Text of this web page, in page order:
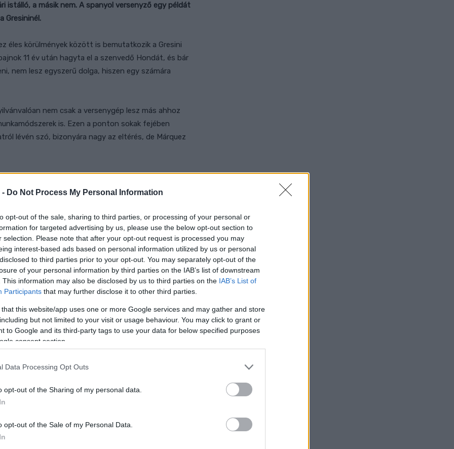
- Do Not Process My Personal Information
opt-out of the sale, sharing to third parties, or processing of your personal or
for targeted advertising by us, please use the below opt-out section to
selection. Please note that after your opt-out request is processed you may
interest-based ads based on personal information utilized by us or personal
to third parties prior to your opt-out. You may separately opt-out of the
of your personal information by third parties on the IAB’s list of downstream
This information may also be disclosed by us to third parties on the IAB’s List of
Participants that may further disclose it to other third parties.
that this website/app uses one or more Google services and may gather and store
but not limited to your visit or usage behaviour. You may click to grant or
to Google and its third-party tags to use your data for below specified purposes
consent section.
Data Processing Opt Outs
opt-out of the Sharing of my personal data.
opt-out of the Sale of my Personal Data.
istálló, a másik nem. A spanyol versenyző egy példát
Gresininél.
éles körülmények között is bemutatkozik a Gresini
11 év után hagyta el a szenvedő Hondát, és bár
nem lesz egyszerű dolga, hiszen egy számára
nem csak a versenygép lesz más ahhoz
is. Ezen a ponton sokak fejében
lévén szó, bizonyára nagy az eltérés, de Márquez
–nyilatkozta. – [Arról van szó, hogy] gyári vagy nem
próbálni. Az embernek meg kell értenie, hogyan kell
kell lennie a megjegyzések terén, mert ez a motor
Motorozom, és inkább arra koncentrálok, hogy
ugyanúgy áramlik az információ a technikusok,
csapatnál. A Honda az Honda. Ez a HRC,
bő egy évtizeden keresztül egy hatalmas